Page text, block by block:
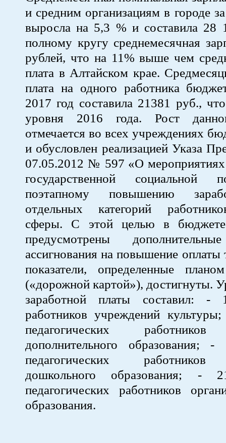
и средним организациям в городе
выросла на 5,3 % и составила 28
полному кругу среднемесячная
рублей, что на 11% выше чем
плата в Алтайском крае.
плата на одного работника
2017 год составила 21381 руб.,
уровня 2016 года. Рост
отмечается во всех учреждениях
и обусловлен реализацией Указа
07.05.2012 № 597 «О мероприятиях
государственной социальной
поэтапному повышению
отдельных категорий
сферы. С этой целью в
предусмотрены
ассигнования на повышение оплаты
показатели, определенные
(«дорожной картой»), достигнуты.
заработной платы составил:
работников учреждений
педагогических
дополнительного
педагогических работников
дошкольного образования; -
педагогических работников
образования.